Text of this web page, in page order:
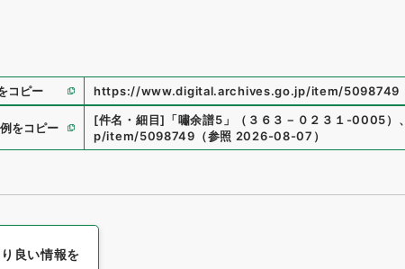
コピー https://www.digital.archives.go.jp/item/5098749
をコピー
[件名・細目] 「嘯余譜5 」 （ ３６３－０２３１-0005） 、
p/item/5098749 （参照 2026-08-07 ）
良い情報を